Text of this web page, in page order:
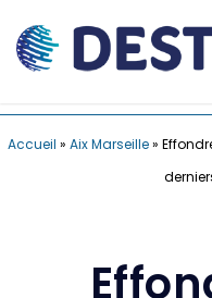
Accueil » Aix Marseille»